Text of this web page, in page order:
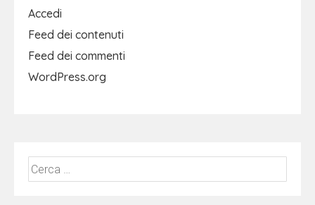
Accedi
Feed dei contenuti
Feed dei commenti
WordPress.org